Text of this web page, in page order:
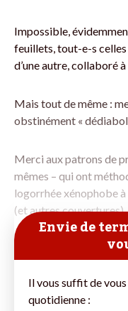
Impossible,
feuillets, tout-e-s celles
d’une autre, collaboré
Mais tout de même :
obstinément «
Merci aux patrons de
mêmes – qui ont
logorrhée xénophobe
(et autres couvertures)
Envie de
Il vous suffit de
quotidienne :